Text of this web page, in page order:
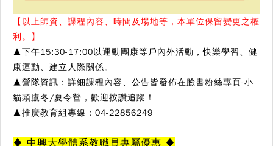
【以上師資、課程內容、時間及場地等，本單位保留變更之權
利。】
▲下午15:30-17:00以運動團康等戶內外活動，快樂學習、健
康運動、建立人際關係。
▲營隊資訊：詳細課程內容、公告皆發佈在臉書粉絲專頁-小
貓頭鷹冬/夏令營，歡迎按讚追蹤！
▲推廣教育組專線：04-22856249
♦ 中興大學體系教職員專屬優惠 ♦